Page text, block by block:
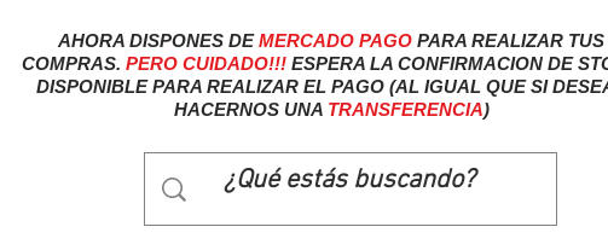
AHORA DISPONES DEMERCADO PAGO PARA REALIZAR TUS
COMPRAS. PERO CUIDADO!!!ESPERA LA CONFIRMACION DE
DISPONIBLE PARA REALIZAR EL PAGO (AL IGUAL QUE SI
HACERNOS UNA TRANSFERENCIA)